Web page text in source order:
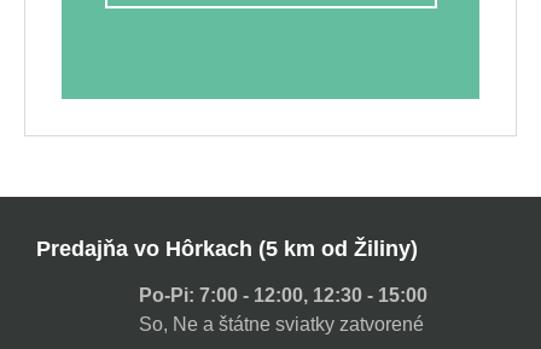
Predajňa vo Hôrkach (5 km od Žiliny)
Po-Pi: 7:00 - 12:00, 12:30 - 15:00
So, Ne a štátne sviatky zatvorené